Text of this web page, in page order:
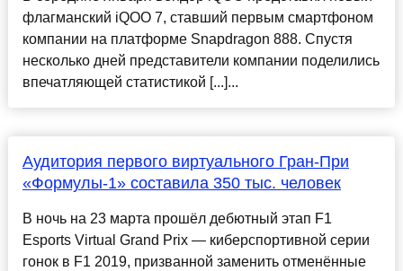
флагманский iQOO 7, ставший первым смартфоном
компании на платформе Snapdragon 888. Спустя
несколько дней представители компании поделились
впечатляющей статистикой [...]...
Аудитория первого виртуального Гран-При
«Формулы-1» составила 350 тыс. человек
В ночь на 23 марта прошёл дебютный этап F1
Esports Virtual Grand Prix — киберспортивной серии
гонок в F1 2019, призванной заменить отменённые